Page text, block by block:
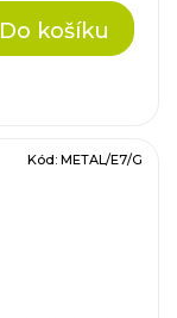
Do košíku
Kód: METAL/E7/G